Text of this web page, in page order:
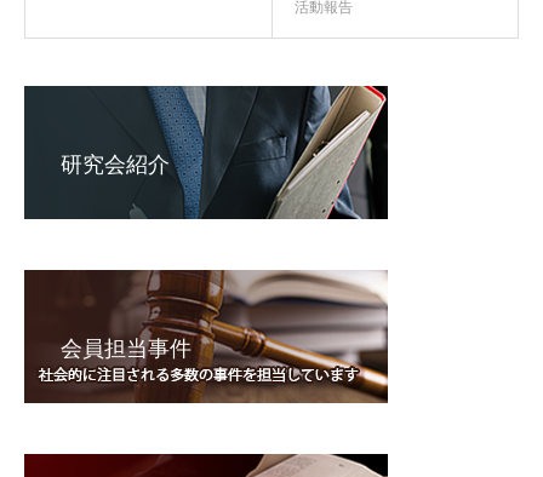
活動報告
研究会紹介
会員担当事件